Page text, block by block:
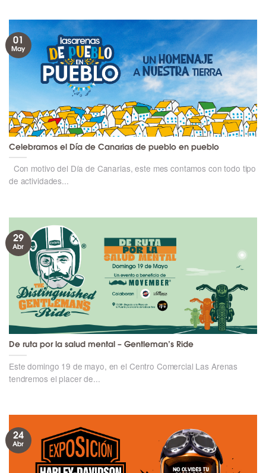
Celebramos el Día de Canarias de pueblo en pueblo
Con motivo del Día de Canarias, este mes contamos con todo tipo
de actividades...
01
May
De ruta por la salud mental – Gentleman’s Ride
Este domingo 19 de mayo, en el Centro Comercial Las Arenas
tendremos el placer de...
29
Abr
24
Abr